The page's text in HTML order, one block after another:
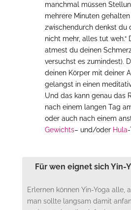
manchmal müssen
mehrere Minuten
zwischendurch denkst du
nicht mehr, alles tut weh.“
atmest du deinen
versuchst es zumindest).
deinen Körper mit deiner
gelangst in einen
Und das kann genau das
nach einem langen Tag
oder auch nach einem
Gewichts– und/oder Hula
Für wen eignet sich Yin-
Erlernen können Yin-Yoga alle,
man sollte langsam damit